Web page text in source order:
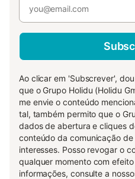
Ao clicar em 'Subscrever',
que o Grupo Holidu (Holidu
me envie o conteúdo
tal, também permito que o
dados de abertura e cliques
conteúdo da comunicação
interesses. Posso revogar o
qualquer momento com
informações, consulte a